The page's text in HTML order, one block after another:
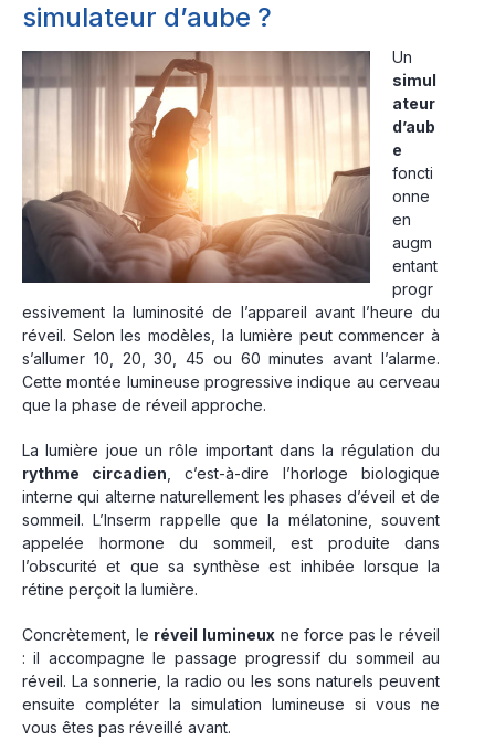
simulateur d’aube ?
Un
simul
ateur
d’aub
e
foncti
onne
en
augm
entant
progr
essivement la luminosité de l’appareil avant l’heure du
réveil. Selon les modèles, la lumière peut commencer à
s’allumer 10, 20, 30, 45 ou 60 minutes avant l’alarme.
Cette montée lumineuse progressive indique au cerveau
que la phase de réveil approche.
La lumière joue un rôle important dans la régulation du
rythme circadien , c’est-à-dire l’horloge biologique
interne qui alterne naturellement les phases d’éveil et de
sommeil. L’Inserm rappelle que la mélatonine, souvent
appelée hormone du sommeil, est produite dans
l’obscurité et que sa synthèse est inhibée lorsque la
rétine perçoit la lumière.
Concrètement, le réveil lumineux ne force pas le réveil
: il accompagne le passage progressif du sommeil au
réveil. La sonnerie, la radio ou les sons naturels peuvent
ensuite compléter la simulation lumineuse si vous ne
vous êtes pas réveillé avant.